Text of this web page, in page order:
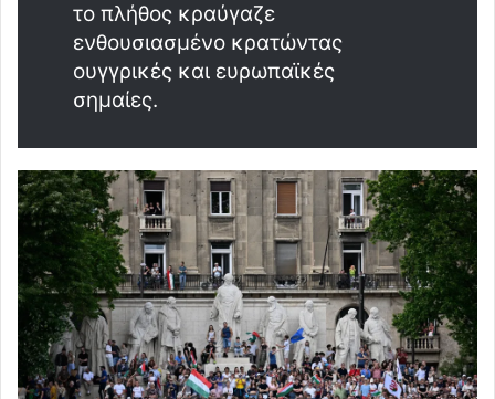
το πλήθος κραύγαζε
ενθουσιασμένο κρατώντας
ουγγρικές και ευρωπαϊκές
σημαίες.